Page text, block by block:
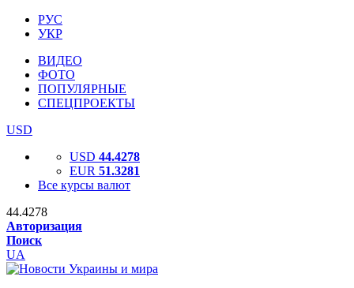
РУС
УКР
ВИДЕО
ФОТО
ПОПУЛЯРНЫЕ
СПЕЦПРОЕКТЫ
USD
USD 44.4278
EUR 51.3281
Все курсы валют
44.4278
Авторизация
Поиск
UA